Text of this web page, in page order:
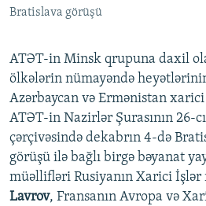
BIZIMLƏ ƏLAQƏ
XƏBƏR BÜLLETENLƏRIMIZ
Bratislava görüşü
ATƏT-in Minsk qrupuna daxil
ölkələrin nümayəndə
Azərbaycan və Ermənistan
ATƏT-in Nazirlər Şurasının 26-
çərçivəsində dekabrın 4-də
görüşü ilə bağlı birgə bəyanat
müəllifləri Rusiyanın Xarici İşlər
Lavrov, Fransanın Avropa və